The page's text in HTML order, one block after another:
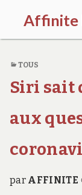
Affinite
e
p
l
u
s
i
TOUS
Siri sait
aux
par AFFINITE